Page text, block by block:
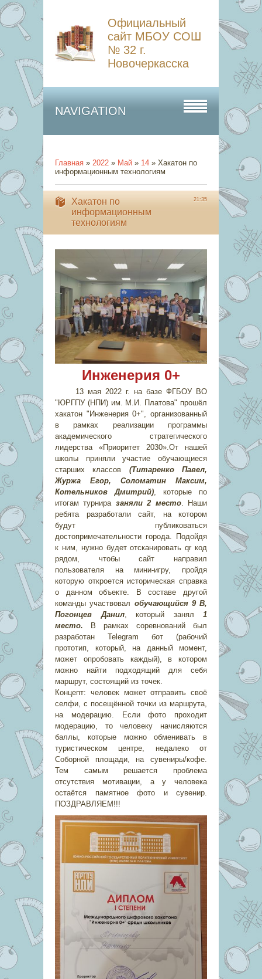
Официальный
сайт МБОУ СОШ
№ 32 г.
Новочеркасска
NAVIGATION
Главная » 2022 » Май » 14 » Хакатон по
информационным технологиям
21:35
Хакатон по
информационным
технологиям
Инженерия 0+
13 мая 2022 г. на базе ФГБОУ ВО
"ЮРГПУ (НПИ) им. М.И. Платова" прошёл
хакатон "Инженерия 0+", организованный
в рамках реализации программы
академического стратегического
лидерства «Приоритет 2030».От нашей
школы приняли участие обучающиеся
старших классов (Титаренко Павел,
Журжа Егор, Соломатин Максим,
Котельников Дмитрий), которые по
итогам турнира заняли 2 место. Наши
ребята разработали сайт, на котором
будут публиковаться
достопримечательности города. Подойдя
к ним, нужно будет отсканировать qr код
рядом, чтобы сайт направил
пользователя на мини-игру, пройдя
которую откроется историческая справка
о данном объекте. В составе другой
команды участвовал обучающийся 9 В,
Погонцев Данил, который занял 1
место. В рамках соревнований был
разработан Telegram бот (рабочий
прототип, который, на данный момент,
может опробовать каждый), в котором
можно найти подходящий для себя
маршрут, состоящий из точек.
Концепт: человек может отправить своё
селфи, с посещённой точки из маршрута,
на модерацию. Если фото проходит
модерацию, то человеку начисляются
баллы, которые можно обменивать в
туристическом центре, недалеко от
Соборной площади, на сувениры/кофе.
Тем самым решается проблема
отсутствия мотивации, а у человека
остаётся памятное фото и сувенир.
ПОЗДРАВЛЯЕМ!!!